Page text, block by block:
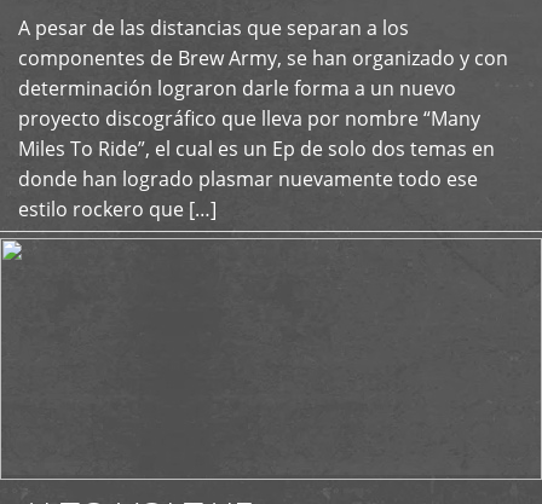
A pesar de las distancias que separan a los
componentes de Brew Army, se han organizado y con
determinación lograron darle forma a un nuevo
proyecto discográfico que lleva por nombre “Many
Miles To Ride”, el cual es un Ep de solo dos temas en
donde han logrado plasmar nuevamente todo ese
estilo rockero que […]
+